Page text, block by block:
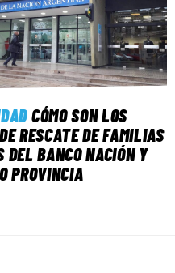
CÓMO SON LOS
RESCATE DE FAMILIAS
DEL BANCO NACIÓN Y
PROVINCIA